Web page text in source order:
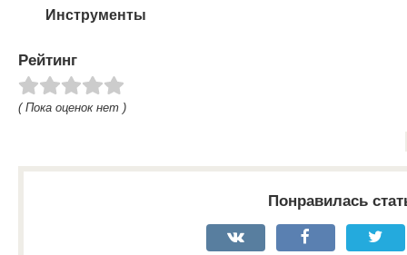
Инструменты
Рейтинг
( Пока оценок нет )
Понравилась